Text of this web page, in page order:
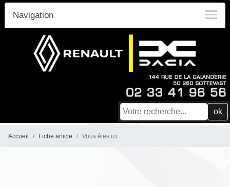
Navigation
ok
Accueil Fiche article Vous êtes ici